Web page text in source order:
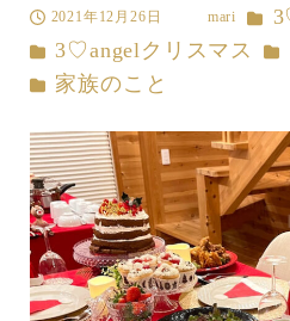
投稿日
2021年12月26日
者
mari カテ
カテゴリー
3♡angelクリスマス カ
カテゴリー
家族のこと